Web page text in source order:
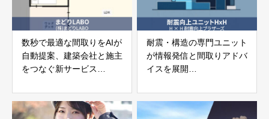
数秒で最適な間取りをAIが
自動提案、建築会社と施主
をつなぐ新サービス
まどりLABO
耐震・構造の専門ユニット
が情報発信と間取りアドバ
イスを展開
H×H 耐震向上ブラザーズ